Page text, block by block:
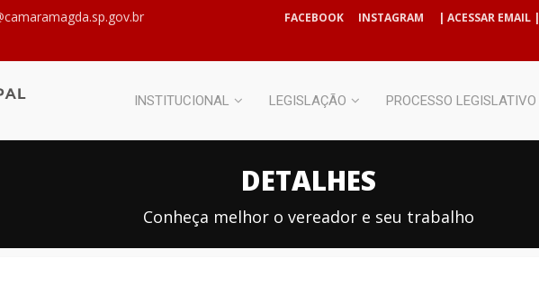
FACEBOOK INSTAGRAM | ACESSAR EMAIL |
INSTITUCIONAL LEGISLAÇÃO PROCESSO LEGISLATIVO
DETALHES
Conheça melhor o vereador e seu trabalho